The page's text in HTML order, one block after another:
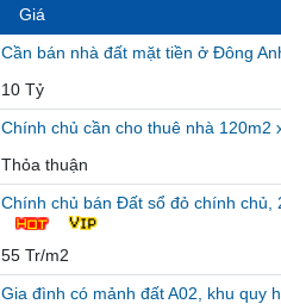
Giá
Cần bán nhà đất mặt tiền ở Đông
10 Tỷ
Chính chủ cần cho thuê nhà
Thỏa thuận
Chính chủ bán Đất sổ đỏ chính chủ,
55 Tr/m2
Gia đình có mảnh đất A02, khu quy